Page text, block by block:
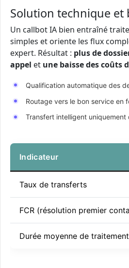
Solution technique et
Un callbot IA bien entraîné
simples et oriente les flux
expert. Résultat : plus de
appel et une baisse des coûts
Qualification automatique des
Routage vers le bon service en
Transfert intelligent uniquement
Indicateur
Taux de transferts
FCR (résolution premier
Durée moyenne de traitement